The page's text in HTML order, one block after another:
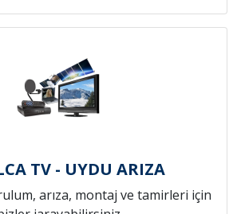
TV - UYDU ARIZA
arıza, montaj ve tamirleri için